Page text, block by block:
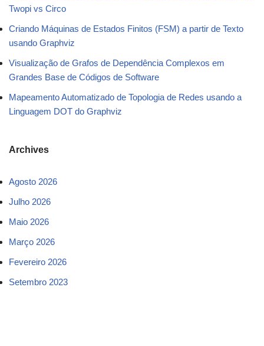
Twopi vs Circo
Criando Máquinas de Estados Finitos (FSM) a partir de Texto
usando Graphviz
Visualização de Grafos de Dependência Complexos em
Grandes Base de Códigos de Software
Mapeamento Automatizado de Topologia de Redes usando a
Linguagem DOT do Graphviz
Archives
Agosto 2026
Julho 2026
Maio 2026
Março 2026
Fevereiro 2026
Setembro 2023